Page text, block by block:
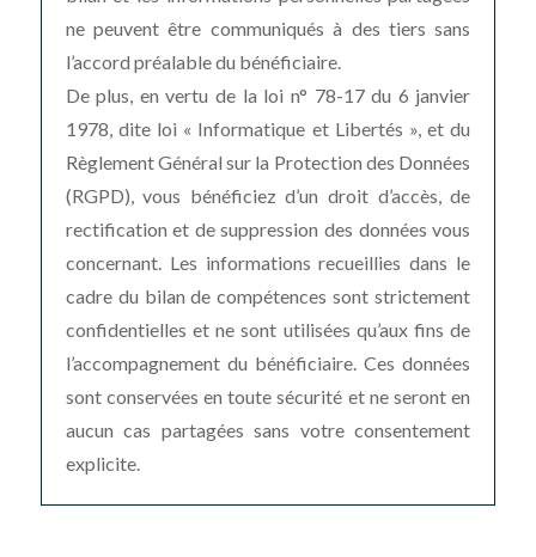
ne peuvent être communiqués à des tiers sans
l’accord préalable du bénéficiaire.
De plus, en vertu de la loi n° 78-17 du 6 janvier
1978, dite loi « Informatique et Libertés », et du
Règlement Général sur la Protection des Données
(RGPD), vous bénéficiez d’un droit d’accès, de
rectification et de suppression des données vous
concernant. Les informations recueillies dans le
cadre du bilan de compétences sont strictement
confidentielles et ne sont utilisées qu’aux fins de
l’accompagnement du bénéficiaire. Ces données
sont conservées en toute sécurité et ne seront en
aucun cas partagées sans votre consentement
explicite.